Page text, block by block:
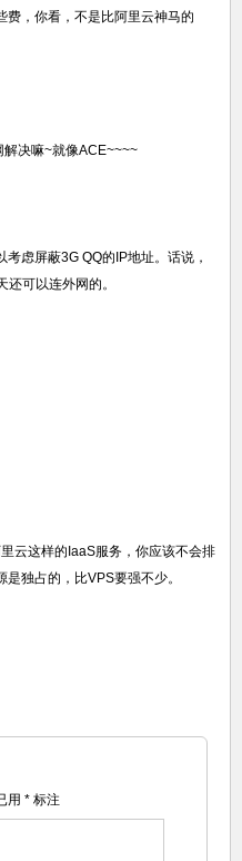
费，你看，不是比阿里云神马的
决嘛~就像ACE~~~~
虑屏蔽3G QQ的IP地址。话说，
可以连外网的。
云这样的IaaS服务，你应该不会排
独占的，比VPS要强不少。
用 * 标注